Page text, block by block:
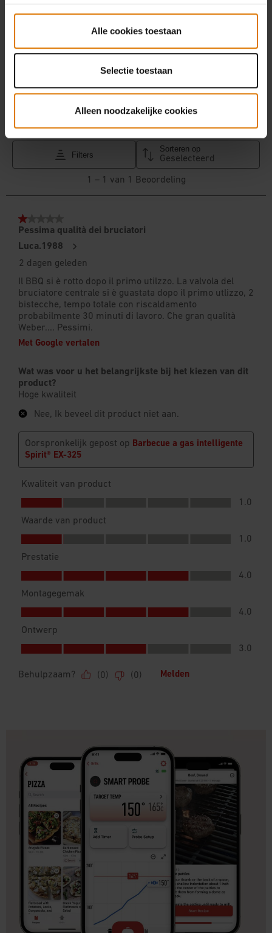
Alle cookies toestaan
Selectie toestaan
Alleen noodzakelijke cookies